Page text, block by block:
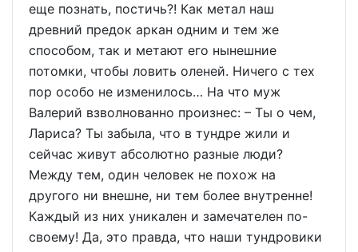
еще познать, постичь?! Как метал наш
древний предок аркан одним и тем же
способом, так и метают его нынешние
потомки, чтобы ловить оленей. Ничего с тех
пор особо не изменилось… На что муж
Валерий взволнованно произнес: – Ты о чем,
Лариса? Ты забыла, что в тундре жили и
сейчас живут абсолютно разные люди?
Между тем, один человек не похож на
другого ни внешне, ни тем более внутренне!
Каждый из них уникален и замечателен по-
своему! Да, это правда, что наши тундровики